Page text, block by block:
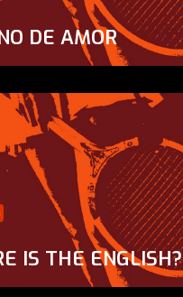
DE AMOR
IS THE ENGLISH?